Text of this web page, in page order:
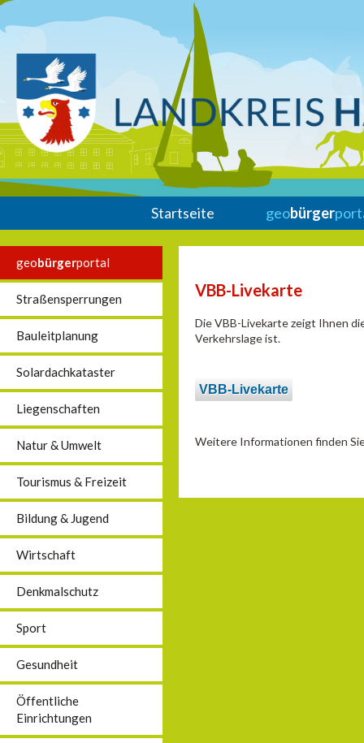
Startseite geobürger
geobürgerportal
Straßensperrungen
Bauleitplanung
Solardachkataster
Liegenschaften
Natur & Umwelt
Tourismus & Freizeit
Bildung & Jugend
Wirtschaft
Denkmalschutz
Sport
Gesundheit
Öffentliche
Einrichtungen
VBB-Livekarte
Die VBB-Livekarte zeigt Ihnen
Verkehrslage ist.
VBB-Livekarte
Weitere Informationen finden